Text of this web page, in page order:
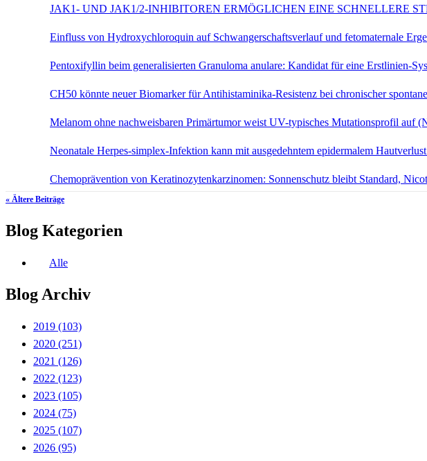
JAK1- UND JAK1/2-INHIBITOREN ERMÖGLICHEN EINE SCHNELLERE
Einfluss von Hydroxychloroquin auf Schwangerschaftsverlauf und fetomaternale
Pentoxifyllin beim generalisierten Granuloma anulare: Kandidat für eine Erstlinien-
CH50 könnte neuer Biomarker für Antihistaminika-Resistenz bei chronischer
Melanom ohne nachweisbaren Primärtumor weist UV-typisches Mutationsprofil auf
Neonatale Herpes-simplex-Infektion kann mit ausgedehntem epidermalem
Chemoprävention von Keratinozytenkarzinomen: Sonnenschutz bleibt Standard,
« Ältere Beiträge
Blog Kategorien
Alle
Blog Archiv
2019 (103)
2020 (251)
2021 (126)
2022 (123)
2023 (105)
2024 (75)
2025 (107)
2026 (95)